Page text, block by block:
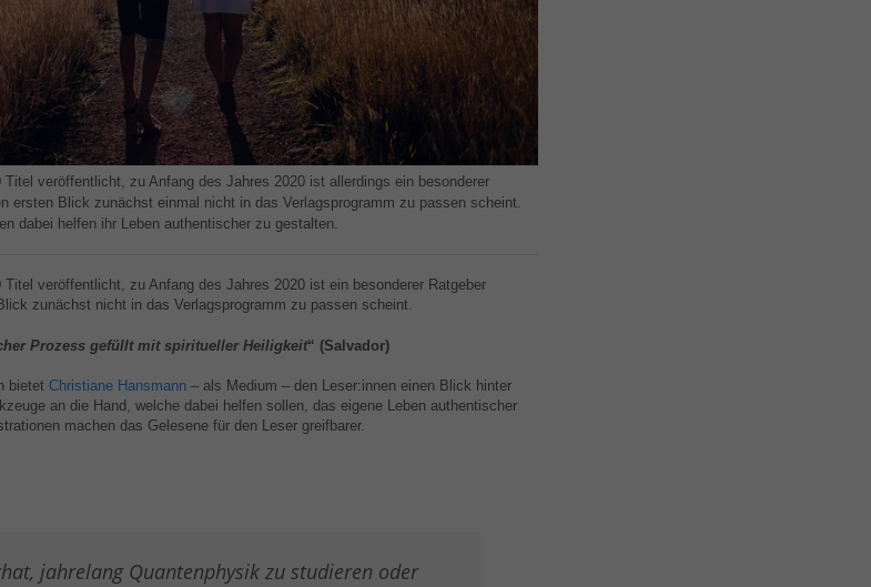
Titel veröffentlicht, zu Anfang des Jahres 2020 ist allerdings ein besonderer
ersten Blick zunächst einmal nicht in das Verlagsprogramm zu passen scheint.
dabei helfen ihr Leben authentischer zu gestalten.
veröffentlicht, zu Anfang des Jahres 2020 ist ein besonderer Ratgeber
zunächst nicht in das Verlagsprogramm zu passen scheint.
Prozess gefüllt mit spiritueller Heiligkeit“ (Salvador)
bietet Christiane Hansmann– als Medium – den Leser:innen einen Blick hinter
an die Hand, welche dabei helfen sollen, das eigene Leben authentischer
machen das Gelesene für den Leser greifbarer.
jahrelang Quantenphysik zu studieren oder